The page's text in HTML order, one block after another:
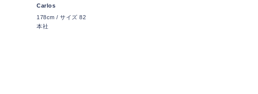
Carlos
178cm / サイズ 82
本社